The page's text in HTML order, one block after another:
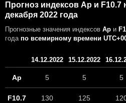
Прогноз индексов Ap и F10.7
декабря 2022 года
Прогнозные значения индексов Ap и
года по всемирному времени
14.12.2022 15.12.2022
Ap 5 5 5
F10.7 130 125